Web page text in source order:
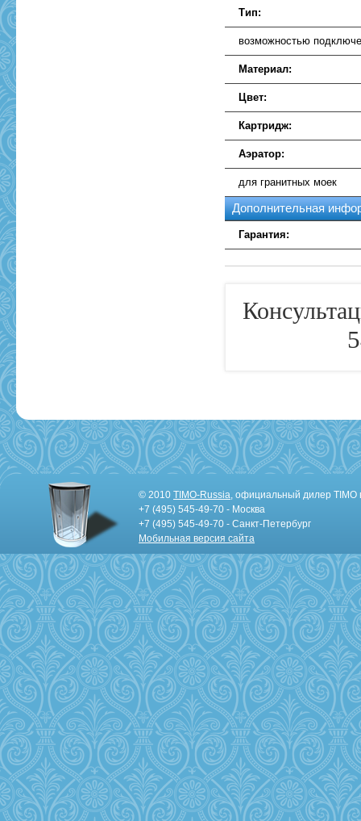
Тип:
возможностью
Материал:
Цвет:
Картридж:
Аэратор:
для гранитных моек
Дополнительная
Гарантия:
© 2010 TIMO-Russia, официальный дилер TIMO
+7 (495) 545-49-70 - Москва
+7 (495) 545-49-70 - Санкт-Петербург
Мобильная версия сайта